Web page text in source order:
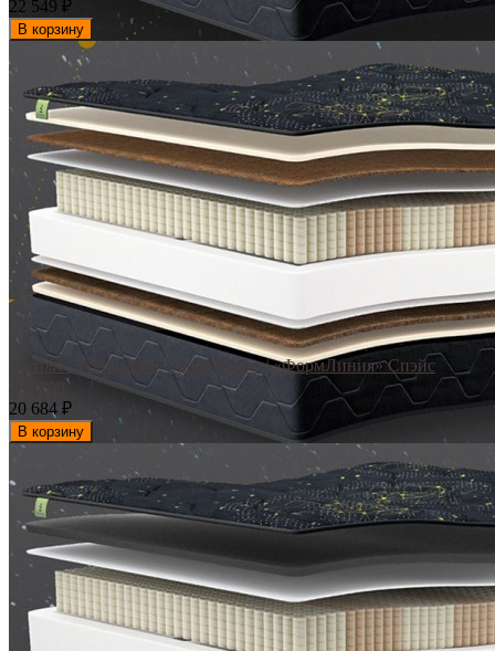
22 549 ₽
В корзину
Матрас «FormLinea» Space Pluton / «ФормЛиния» Спэйс
Плутон
20 684 ₽
В корзину